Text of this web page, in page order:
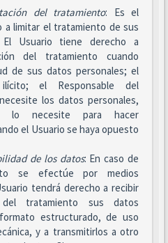
del tratamiento: Es el
a limitar el tratamiento de sus
El Usuario tiene derecho a
del tratamiento cuando
de sus datos personales; el
el Responsable del
los datos personales,
lo necesite para hacer
el Usuario se haya opuesto
de los datos: En caso de
se efectúe por medios
tendrá derecho a recibir
del tratamiento sus datos
estructurado, de uso
y a transmitirlos a otro